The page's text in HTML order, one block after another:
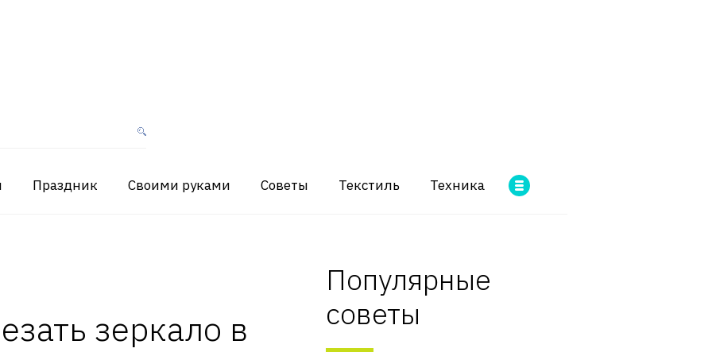
Праздник Своими руками Советы Текстиль Техника
зеркало в
Популярные
советы